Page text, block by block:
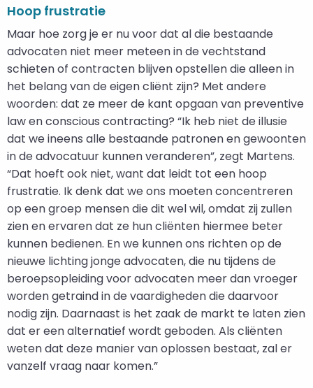
Hoop frustratie
Maar hoe zorg je er nu voor dat al die bestaande
advocaten niet meer meteen in de vechtstand
schieten of contracten blijven opstellen die alleen in
het belang van de eigen cliënt zijn? Met andere
woorden: dat ze meer de kant opgaan van preventive
law en conscious contracting? “Ik heb niet de illusie
dat we ineens alle bestaande patronen en gewoonten
in de advocatuur kunnen veranderen”, zegt Martens.
“Dat hoeft ook niet, want dat leidt tot een hoop
frustratie. Ik denk dat we ons moeten concentreren
op een groep mensen die dit wel wil, omdat zij zullen
zien en ervaren dat ze hun cliënten hiermee beter
kunnen bedienen. En we kunnen ons richten op de
nieuwe lichting jonge advocaten, die nu tijdens de
beroepsopleiding voor advocaten meer dan vroeger
worden getraind in de vaardigheden die daarvoor
nodig zijn. Daarnaast is het zaak de markt te laten zien
dat er een alternatief wordt geboden. Als cliënten
weten dat deze manier van oplossen bestaat, zal er
vanzelf vraag naar komen.”